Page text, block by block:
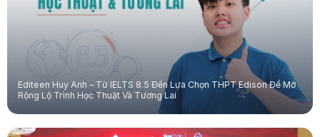
Editeen Huy Anh – Từ IELTS 8.5 Đến Lựa Chọn THPT Edison Để Mở
Rộng Lộ Trình Học Thuật Và Tương Lai